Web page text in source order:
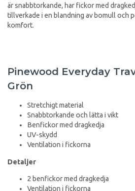
är snabbtorkande, har fickor med
tillverkade i en blandning av bomull och
komfort.
Pinewood Everyday
Grön
Stretchigt material
Snabbtorkande och lätta i vikt
Benfickor med dragkedja
UV-skydd
Ventilation i fickorna
Detaljer
2 benfickor med dragkedja
Ventilation i fickorna